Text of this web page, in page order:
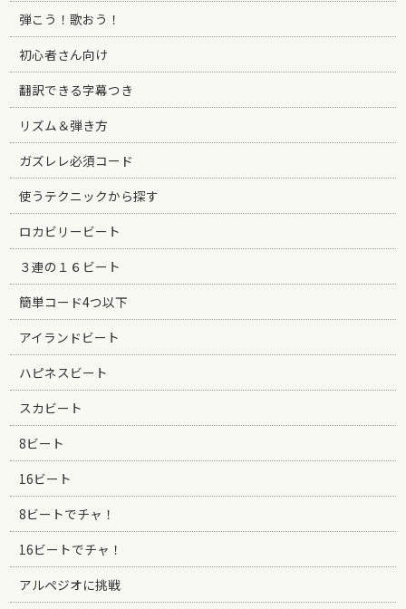
弾こう！歌おう！
初心者さん向け
翻訳できる字幕つき
リズム＆弾き方
ガズレレ必須コード
使うテクニックから探す
ロカビリービート
３連の１６ビート
簡単コード4つ以下
アイランドビート
ハピネスビート
スカビート
8ビート
16ビート
8ビートでチャ！
16ビートでチャ！
アルペジオに挑戦